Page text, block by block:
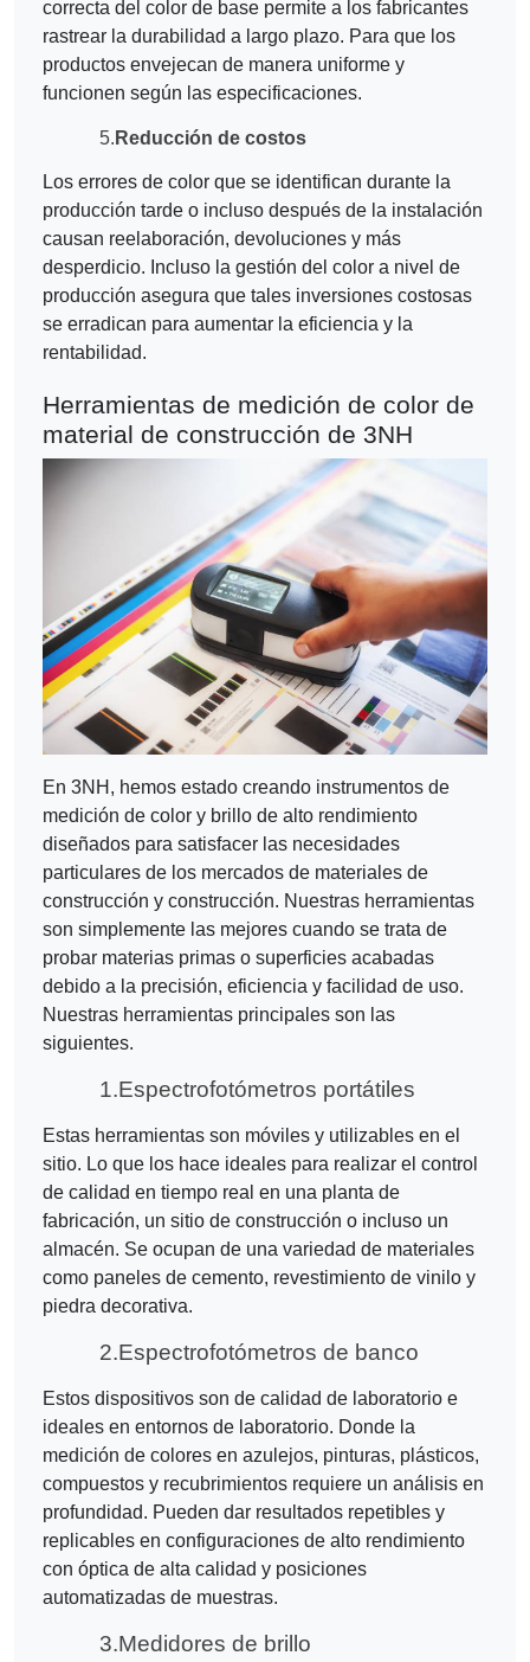
correcta del color de base permite a los fabricantes
rastrear la durabilidad a largo plazo. Para que los
productos envejecan de manera uniforme y
funcionen según las especificaciones.
5. Reducción de costos
Los errores de color que se identifican durante la
producción tarde o incluso después de la instalación
causan reelaboración, devoluciones y más
desperdicio. Incluso la gestión del color a nivel de
producción asegura que tales inversiones costosas
se erradican para aumentar la eficiencia y la
rentabilidad.
Herramientas de medición de color de
material de construcción de 3NH
En 3NH, hemos estado creando instrumentos de
medición de color y brillo de alto rendimiento
diseñados para satisfacer las necesidades
particulares de los mercados de materiales de
construcción y construcción. Nuestras herramientas
son simplemente las mejores cuando se trata de
probar materias primas o superficies acabadas
debido a la precisión, eficiencia y facilidad de uso.
Nuestras herramientas principales son las
siguientes.
1.Espectrofotómetros portátiles
Estas herramientas son móviles y utilizables en el
sitio. Lo que los hace ideales para realizar el control
de calidad en tiempo real en una planta de
fabricación, un sitio de construcción o incluso un
almacén. Se ocupan de una variedad de materiales
como paneles de cemento, revestimiento de vinilo y
piedra decorativa.
2.Espectrofotómetros de banco
Estos dispositivos son de calidad de laboratorio e
ideales en entornos de laboratorio. Donde la
medición de colores en azulejos, pinturas, plásticos,
compuestos y recubrimientos requiere un análisis en
profundidad. Pueden dar resultados repetibles y
replicables en configuraciones de alto rendimiento
con óptica de alta calidad y posiciones
automatizadas de muestras.
3.Medidores de brillo